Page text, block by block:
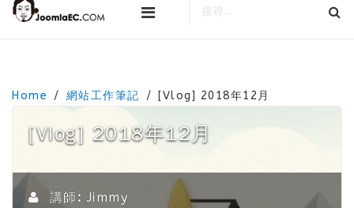
Home 網站工作筆記 [Vlog] 2018年12月
[Vlog] 2018年12月
講師: Jimmy